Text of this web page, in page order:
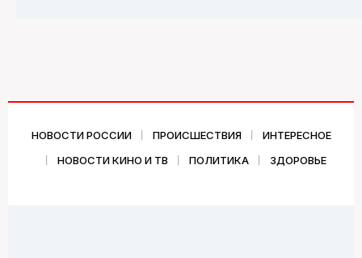
НОВОСТИ РОССИИ ПРОИСШЕСТВИЯ
ИНТЕРЕСНОЕ
НОВОСТИ КИНО И ТВ
ПОЛИТИКА ЗДОРОВЬЕ